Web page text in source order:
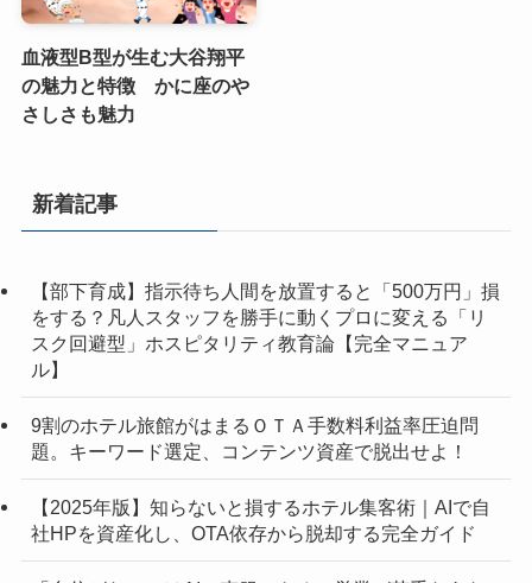
血液型B型が生む大谷翔平
の魅力と特徴 かに座のや
さしさも魅力
新着記事
【部下育成】指示待ち人間を放置すると「500万円」損
をする？凡人スタッフを勝手に動くプロに変える「リ
スク回避型」ホスピタリティ教育論【完全マニュア
ル】
9割のホテル旅館がはまるＯＴＡ手数料利益率圧迫問
題。キーワード選定、コンテンツ資産で脱出せよ！
【2025年版】知らないと損するホテル集客術｜AIで自
社HPを資産化し、OTA依存から脱却する完全ガイド